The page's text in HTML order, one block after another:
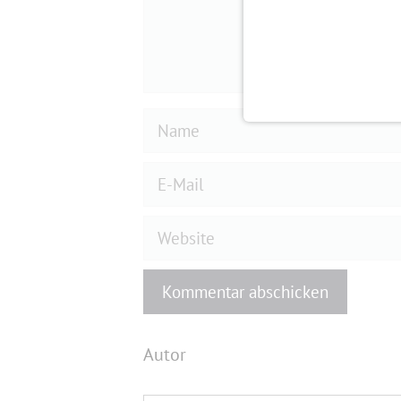
Name
Website
Autor